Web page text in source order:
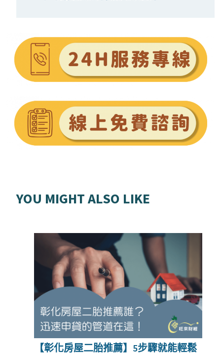
YOU MIGHT ALSO LIKE
【彰化房屋二胎推薦】5步驟就能輕鬆